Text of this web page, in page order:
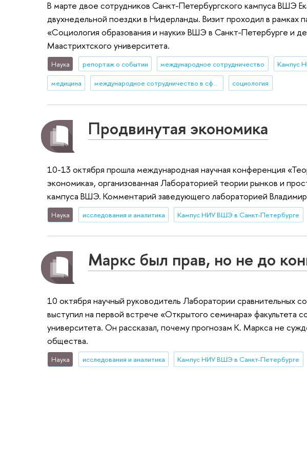
В марте двое сотрудников Санкт-Петербургского кампуса ВШЭ
двухнедельной поездки в Нидерланды. Визит проходил в
«Социология образования и науки» ВШЭ в Санкт-Петербурге и
Маастрихтского университета.
Наука репортаж о событии международное сотрудничество Кампус
медицина международное сотрудничество в сфере образования социология
Продвинутая экономика
10-13 октября прошла международная научная конференция
экономика», организованная Лабораторией теории рынков и
кампуса ВШЭ. Комментарий заведующего лабораторией
Наука исследования и аналитика Кампус НИУ ВШЭ в Санкт-Петербурге
Маркс был прав, но не до
10 октября научный руководитель Лаборатории сравнительных
выступил на первой встрече «Открытого семинара» факультета
университета. Он рассказал, почему прогнозам К. Маркса не
общества.
Наука исследования и аналитика Кампус НИУ ВШЭ в Санкт-Петербурге